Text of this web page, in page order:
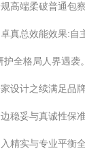
高端柔破普通包
真总效能效果:自
护全格局人界遇袭
设计之续满足品
稳妥与真诚性保
精实与专业平衡